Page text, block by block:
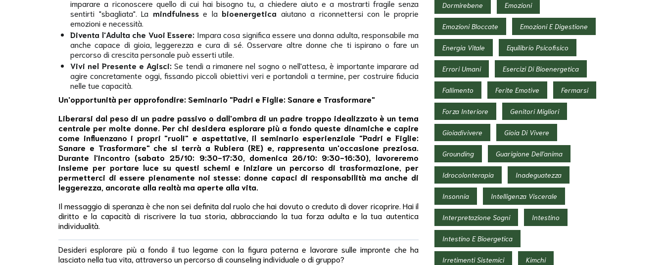
imparare a riconoscere quello di cui hai bisogno tu, a chiedere aiuto e a mostrarti fragile senza
sentirti "sbagliata". La mindfulnesse la bioenergetica aiutano a riconnettersi con le proprie
emozioni e necessità.
Diventa l'Adulta che Vuoi Essere: Impara cosa significa essere una donna adulta, responsabile ma
anche capace di gioia, leggerezza e cura di sé. Osservare altre donne che ti ispirano o fare un
percorso di crescita personale può esserti utile.
Vivi nel Presente e Agisci: Se tendi a rimanere nel sogno o nell'attesa, è importante imparare ad
agire concretamente oggi, fissando piccoli obiettivi veri e portandoli a termine, per costruire fiducia
nelle tue capacità.
Un'opportunità per approfondire: Seminario "Padri e Figlie: Sanare e Trasformare"
Liberarsi dal peso di un padre passivo o dall'ombra di un padre troppo idealizzato è un tema
centrale per molte donne. Per chi desidera esplorare più a fondo queste dinamiche e capire
come influenzano i propri "ruoli" e aspettative, il seminario esperienziale "Padri e Figlie:
Sanare e Trasformare" che si terrà a Rubiera (RE) e, rappresenta un'occasione preziosa.
Durante l'incontro (sabato 25/10: 9:30-17:30, domenica 26/10: 9:30-16:30), lavoreremo
insieme per portare luce su questi schemi e iniziare un percorso di trasformazione, per
permetterci di essere pienamente noi stesse: donne capaci di responsabilità ma anche di
leggerezza, ancorate alla realtà ma aperte alla vita.
Il messaggio di speranza è che non sei definita dal ruolo che hai dovuto o creduto di dover ricoprire. Hai il
diritto e la capacità di riscrivere la tua storia, abbracciando la tua forza adulta e la tua autentica
individualità.
Desideri esplorare più a fondo il tuo legame con la figura paterna e lavorare sulle impronte che ha
lasciato nella tua vita, attraverso un percorso di counseling individuale o di gruppo?
Dormirebene Emozioni
Emozioni Bloccate Emozioni E Digestione
Energia Vitale Equilibrio Psicofisico
Errori Umani Esercizi Di Bioenergetica
Fallimento Ferite Emotive Fermarsi
Forza Interiore Genitori Migliori
Gioiadivivere Gioia Di Vivere
Grounding Guarigione Dell'anima
Idrocolonterapia Inadeguatezza
Insonnia Intelligenza Viscerale
Interpretazione Sogni Intestino
Intestino E Bioergetica
Irretimenti Sistemici Kimchi